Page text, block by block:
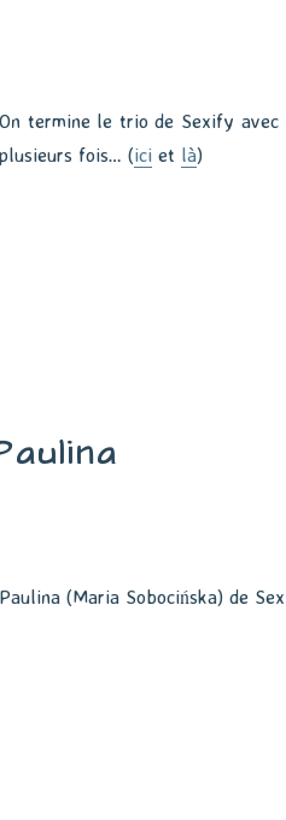
On termine le trio de Sexify avec
plusieurs fois… (iciet là)
Paulina (Maria Sobocińska) de